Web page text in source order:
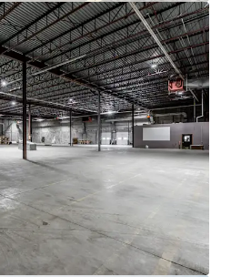
JLL
pour structurer un
et optimiser la performance
avec notre équipe pour
d'y arriver.
2025